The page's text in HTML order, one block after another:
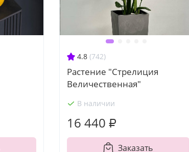
4.8 (742)
Растение "Стрелиция
Величественная"
В наличии
16 440 ₽
Заказать